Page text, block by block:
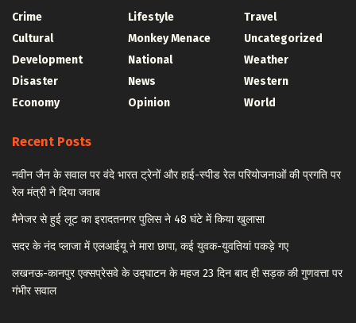
Crime
Cultural
Development
Disaster
Economy
Lifestyle
Monkey Menace
National
News
Opinion
Travel
Uncategorized
Weather
Western
World
Recent Posts
नवीन जैन के सवाल पर वंदे भारत ट्रेनों और हाई-स्पीड रेल परियोजनाओं की प्रगति पर
रेल मंत्री ने दिया जवाब
मैनेजर से हुई लूट का इरादतनगर पुलिस ने 48 घंटे में किया खुलासा
सदर के नंद प्लाजा में एलआईयू ने मारा छापा, कई युवक-युवतियां पकड़े गए
लखनऊ-कानपुर एक्सप्रेसवे के उद्घाटन के महज 23 दिन बाद ही सड़क की गुणवत्ता पर
गंभीर सवाल